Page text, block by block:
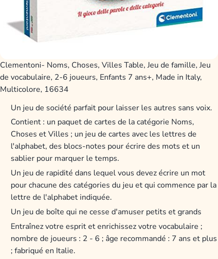
Clementoni- Noms, Choses, Villes Table, Jeu de famille, Jeu
de vocabulaire, 2-6 joueurs, Enfants 7 ans+, Made in Italy,
Multicolore, 16634
Un jeu de société parfait pour laisser les autres sans voix.
Contient : un paquet de cartes de la catégorie Noms,
Choses et Villes ; un jeu de cartes avec les lettres de
l'alphabet, des blocs-notes pour écrire des mots et un
sablier pour marquer le temps.
Un jeu de rapidité dans lequel vous devez écrire un mot
pour chacune des catégories du jeu et qui commence par la
lettre de l'alphabet indiquée.
Un jeu de boîte qui ne cesse d'amuser petits et grands
Entraînez votre esprit et enrichissez votre vocabulaire ;
nombre de joueurs : 2 - 6 ; âge recommandé : 7 ans et plus
; fabriqué en Italie.